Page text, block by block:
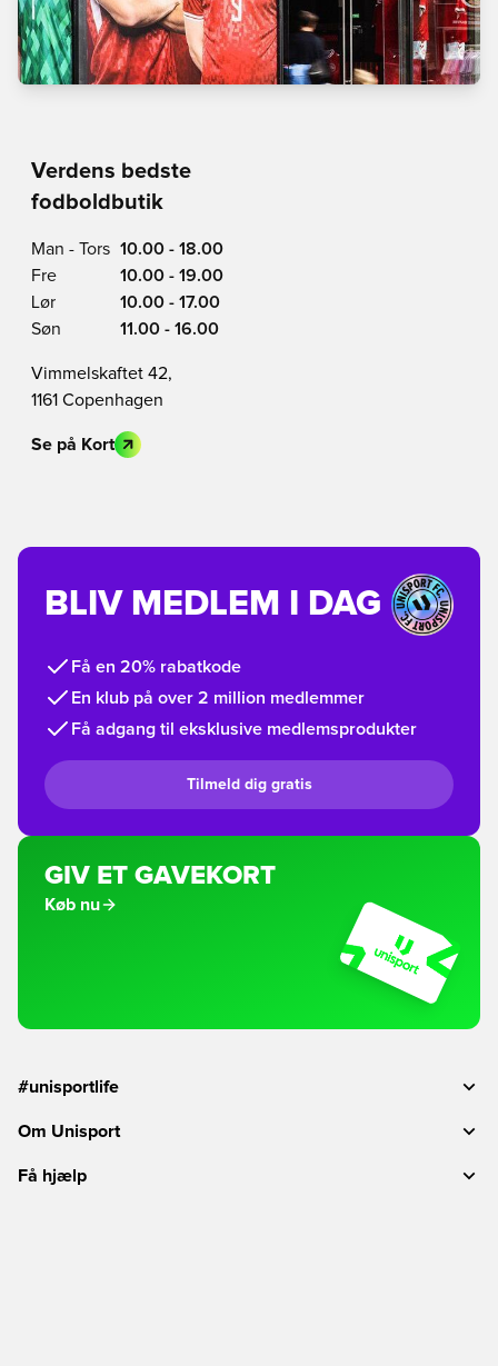
Verdens bedste
fodboldbutik
Man - Tors 10.00 - 18.00
Fre
10.00 - 19.00
Lør
10.00 - 17.00
Søn
11.00 - 16.00
Vimmelskaftet 42,
1161 Copenhagen
Se på Kort
BLIV MEDLEM I DAG
Få en 20% rabatkode
En klub på over 2 million medlemmer
Få adgang til eksklusive medlemsprodukter
Tilmeld dig gratis
GIV ET GAVEKORT
Køb nu
#unisportlife
Om Unisport
Få hjælp